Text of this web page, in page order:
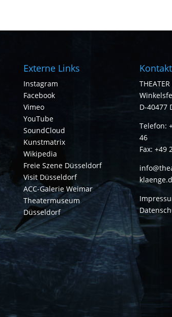
Externe Links
Instagram
Facebook
Vimeo
YouTube
SoundCloud
Kunstmatrix
Wikipedia
Freie Szene Düsseldorf
Visit Düsseldorf
ACC-Galerie Weimar
Theatermuseum
Düsseldorf
Kontakt
D-40477
Telefon:
46
Fax: +49